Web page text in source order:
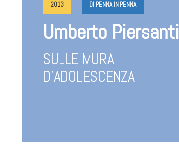
2013 DI PENNA IN PENNA
Umberto Piersanti
SULLE MURA
D’ADOLESCENZA